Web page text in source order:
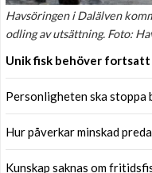
Havsöringen i Dalälven
odling av utsättning. Foto:
Unik fisk behöver fortsatt
Personligheten ska stoppa
Hur påverkar minskad
Kunskap saknas om